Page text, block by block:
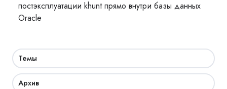
постэксплуатации khunt прямо внутри базы данных
Oracle
Темы
Архив